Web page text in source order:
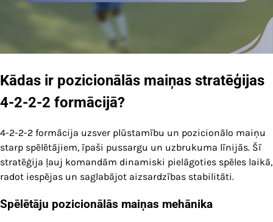
Kādas ir pozicionālās maiņas stratēģijas
4-2-2-2 formācijā?
4-2-2-2 formācija uzsver plūstamību un pozicionālo maiņu
starp spēlētājiem, īpaši pussargu un uzbrukuma līnijās. Šī
stratēģija ļauj komandām dinamiski pielāgoties spēles laikā,
radot iespējas un saglabājot aizsardzības stabilitāti.
Spēlētāju pozicionālās maiņas mehānika